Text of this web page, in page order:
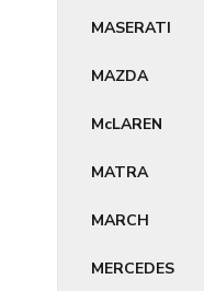
MASERATI
MAZDA
McLAREN
MATRA
MARCH
MERCEDES